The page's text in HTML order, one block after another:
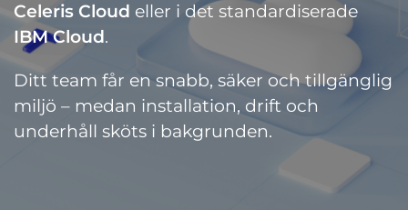
Celeris Cloud eller i det standardiserade
IBM Cloud.
Ditt team får en snabb, säker och tillgänglig
miljö – medan installation, drift och
underhåll sköts i bakgrunden.